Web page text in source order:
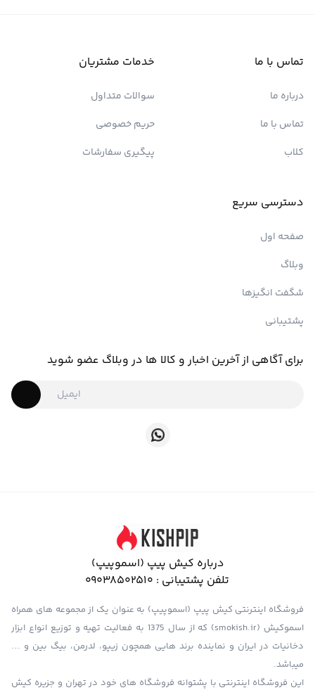
تماس با ما
درباره ما
تماس با ما
کلاب
خدمات مشتریان
سوالات متداول
حریم خصوصی
پیگیری سفارشات
دسترسی سریع
صفحه اول
وبلاگ
شگفت انگیزها
پشتیبانی
برای آگاهی از آخرین اخبار و کالا ها در وبلاگ عضو شوید
درباره کیش پیپ (اسموپیپ)
تلفن پشتیبانی : 09038502510
فروشگاه اینترنتی کیش پیپ (اسموپیپ) به عنوان یک از مجموعه های همراه
اسموکیش (smokish.ir) که از سال 1375 به فعالیت تهیه و توزیع انواع ابزار
دخانیات در ایران و نماینده برند هایی همچون زیپو، لدرمن، بیگ بین و …
میباشد.
این فروشگاه اینترنتی با پشتوانه فروشگاه های خود در تهران و جزیره کیش